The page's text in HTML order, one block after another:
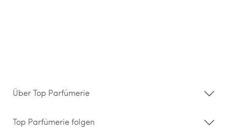
Über Top Parfümerie
Storefinder
Kontakt
Top Parfümerie folgen